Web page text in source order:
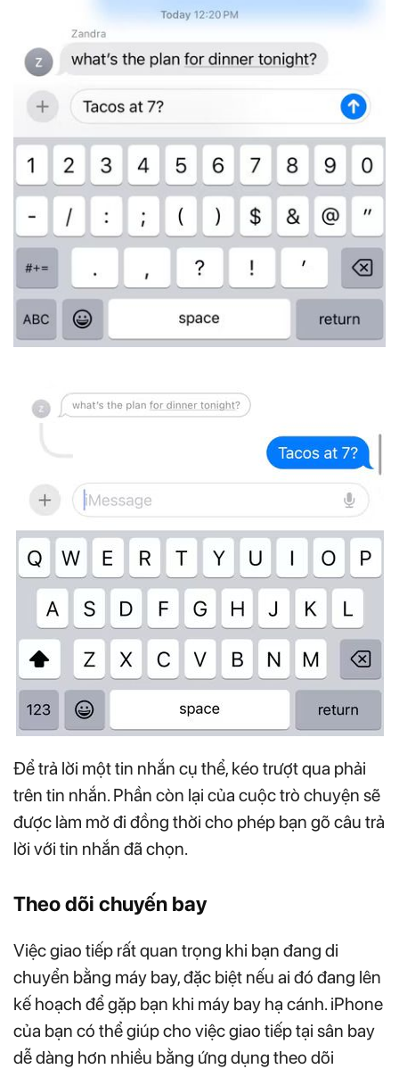
Để trả lời một tin nhắn cụ thể, kéo trượt qua phải
trên tin nhắn. Phần còn lại của cuộc trò chuyện sẽ
được làm mở đi đồng thời cho phép bạn gõ câu trả
lời với tin nhắn đã chọn.
Theo dõi chuyến bay
Việc giao tiếp rất quan trọng khi bạn đang di
chuyển bằng máy bay, đặc biệt nếu ai đó đang lên
kế hoạch để gặp bạn khi máy bay hạ cánh. iPhone
của bạn có thể giúp cho việc giao tiếp tại sân bay
dễ dàng hơn nhiều bằng ứng dụng theo dõi